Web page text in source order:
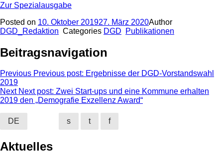
Zur Spezialausgabe
Posted on 10. Oktober 201927. März 2020Author
DGD_Redaktion Categories DGD Publikationen
Beitragsnavigation
Previous Previous post: Ergebnisse der DGD-Vorstandswahl
2019
Next Next post: Zwei Start-ups und eine Kommune erhalten
2019 den „Demografie Exzellenz Award“
DE s t f
Aktuelles